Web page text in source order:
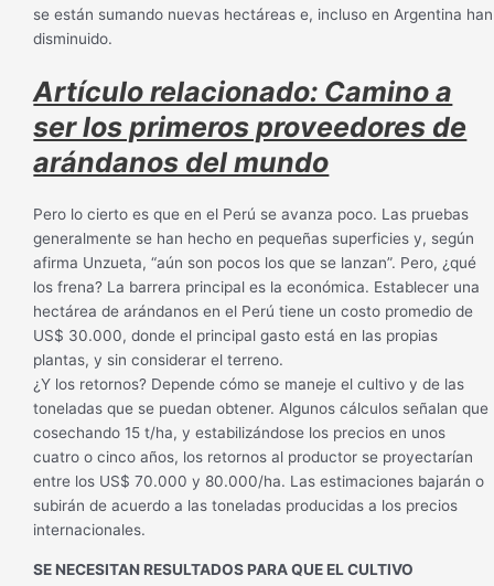
se están sumando nuevas hectáreas e, incluso en Argentina han
disminuido.
Artículo relacionado: Camino a
ser los primeros proveedores de
arándanos del mundo
Pero lo cierto es que en el Perú se avanza poco. Las pruebas
generalmente se han hecho en pequeñas superficies y, según
afirma Unzueta, “aún son pocos los que se lanzan”. Pero, ¿qué
los frena? La barrera principal es la económica. Establecer una
hectárea de arándanos en el Perú tiene un costo promedio de
US$ 30.000, donde el principal gasto está en las propias
plantas, y sin considerar el terreno.
¿Y los retornos? Depende cómo se maneje el cultivo y de las
toneladas que se puedan obtener. Algunos cálculos señalan que
cosechando 15 t/ha, y estabilizándose los precios en unos
cuatro o cinco años, los retornos al productor se proyectarían
entre los US$ 70.000 y 80.000/ha. Las estimaciones bajarán o
subirán de acuerdo a las toneladas producidas a los precios
internacionales.
SE NECESITAN RESULTADOS PARA QUE EL CULTIVO